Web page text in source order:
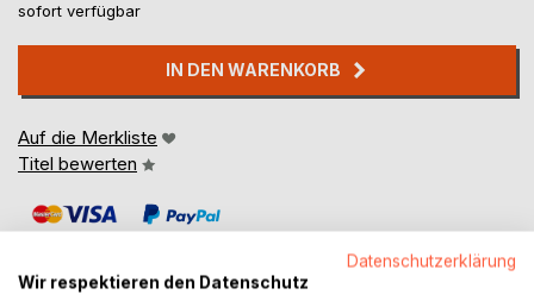
sofort verfügbar
IN DEN WARENKORB
Auf die Merkliste
Titel bewerten
Datenschutzerklärung
Wir respektieren den Datenschutz